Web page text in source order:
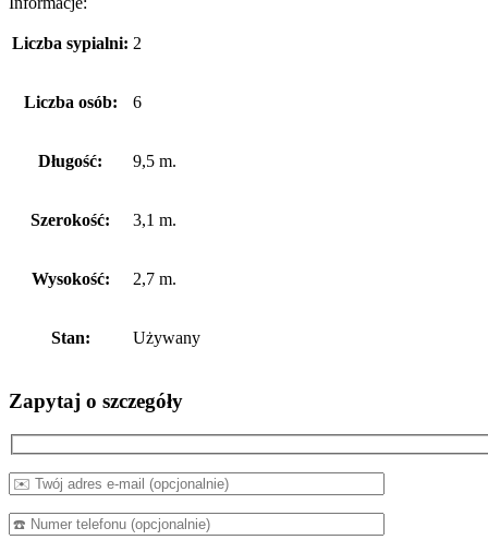
Liczba sypialni: 2
Liczba osób: 6
Długość: 9,5 m.
Szerokość: 3,1 m.
Wysokość: 2,7 m.
Stan: Używany
Zapytaj o szczegóły